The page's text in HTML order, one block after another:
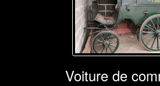
Voiture de